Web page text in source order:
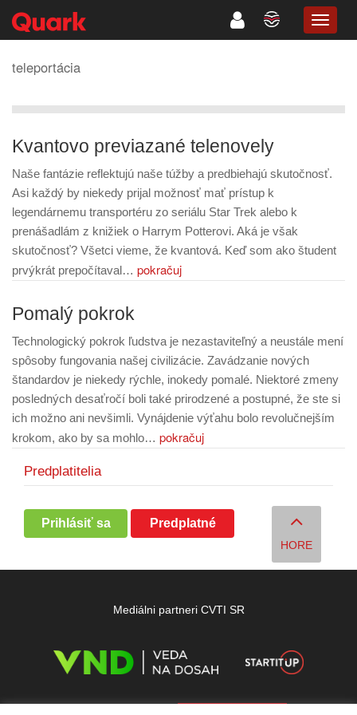
teleportácia
Kvantovo previazané telenovely
Naše fantázie reflektujú naše túžby a predbiehajú skutočnosť.
Asi každý by niekedy prijal možnosť mať prístup k
legendárnemu transportéru zo seriálu Star Trek alebo k
prenášadlám z knižiek o Harrym Potterovi. Aká je však
skutočnosť? Všetci vieme, že kvantová. Keď som ako študent
prvýkrát prepočítaval… pokračuj
Pomalý pokrok
Technologický pokrok ľudstva je nezastaviteľný a neustále mení
spôsoby fungovania našej civilizácie. Zavádzanie nových
štandardov je niekedy rýchle, inokedy pomalé. Niektoré zmeny
posledných desaťročí boli také prirodzené a postupné, že ste si
ich možno ani nevšimli. Vynájdenie výťahu bolo revolučnejším
krokom, ako by sa mohlo… pokračuj
Predplatitelia
Prihlásiť sa Predplatné
HORE
Mediálni partneri CVTI SR